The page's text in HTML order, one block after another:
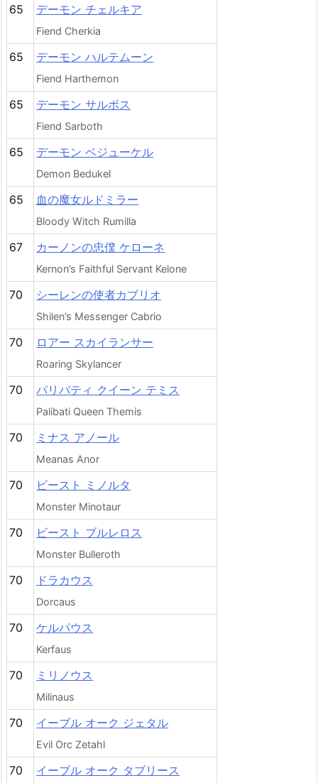
65 デーモン チェルキア
Fiend Cherkia
65 デーモン ハルテムーン
Fiend Harthemon
65 デーモン サルボス
Fiend Sarboth
65 デーモン ベジューケル
Demon Bedukel
65 血の魔女ルドミラー
Bloody Witch Rumilla
67 カーノンの忠僕 ケローネ
Kernon’s Faithful Servant Kelone
70 シーレンの使者カブリオ
Shilen’s Messenger Cabrio
70 ロアー スカイランサー
Roaring Skylancer
70 パリバティ クイーン テミス
Palibati Queen Themis
70 ミナス アノール
Meanas Anor
70 ビースト ミノルタ
Monster Minotaur
70 ビースト ブルレロス
Monster Bulleroth
70 ドラカウス
Dorcaus
70 ケルパウス
Kerfaus
70 ミリノウス
Milinaus
70 イーブル オーク ジェタル
Evil Orc Zetahl
70 イーブル オーク タブリース